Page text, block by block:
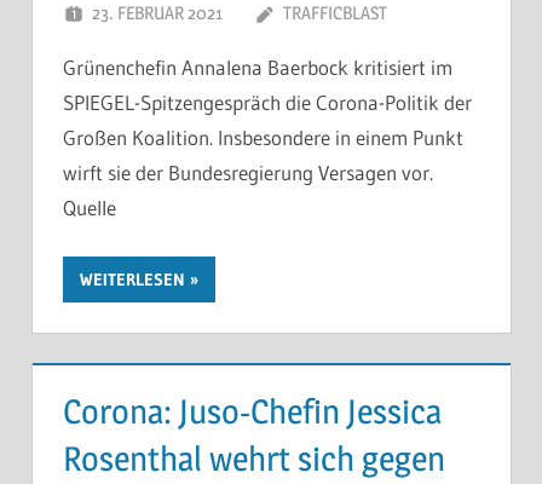
23. FEBRUAR 2021 TRAFFICBLAST
Grünenchefin Annalena Baerbock kritisiert im
SPIEGEL-Spitzengespräch die Corona-Politik der
Großen Koalition. Insbesondere in einem Punkt
wirft sie der Bundesregierung Versagen vor.
Quelle
WEITERLESEN
Corona: Juso-Chefin Jessica
Rosenthal wehrt sich gegen